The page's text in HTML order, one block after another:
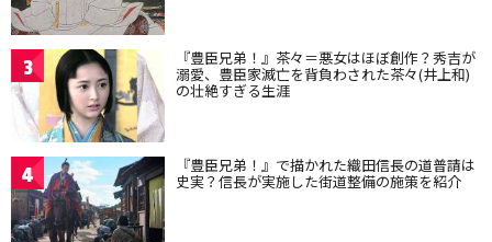
3 『豊臣兄弟！』茶々＝悪女はほぼ創作？秀吉が
溺愛、豊臣家滅亡を背負わされた茶々(井上和)
の壮絶すぎる生涯
4 『豊臣兄弟！』で描かれた織田信長の道普請は
史実？信長が実施した街道整備の施策を紹介